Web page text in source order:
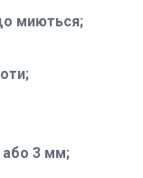
миються;
або 3 мм;